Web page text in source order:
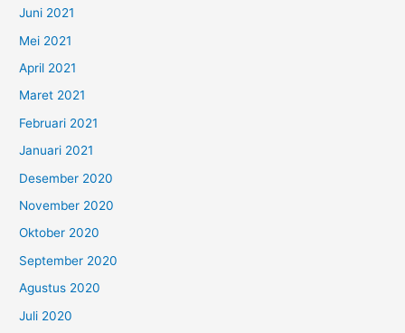
Juni 2021
Mei 2021
April 2021
Maret 2021
Februari 2021
Januari 2021
Desember 2020
November 2020
Oktober 2020
September 2020
Agustus 2020
Juli 2020